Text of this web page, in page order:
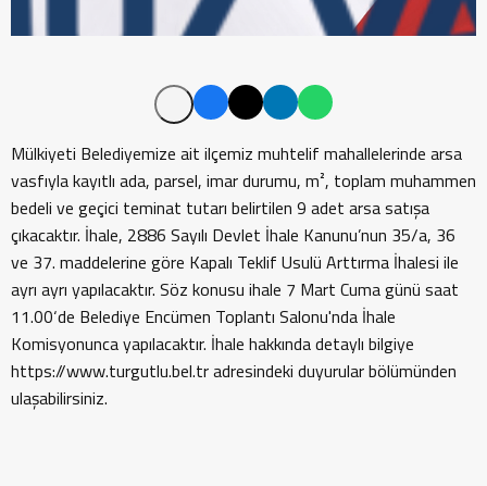
Mülkiyeti Belediyemize ait ilçemiz muhtelif mahallelerinde arsa
vasfıyla kayıtlı ada, parsel, imar durumu, m², toplam muhammen
bedeli ve geçici teminat tutarı belirtilen 9 adet arsa satışa
çıkacaktır. İhale, 2886 Sayılı Devlet İhale Kanunu’nun 35/a, 36
ve 37. maddelerine göre Kapalı Teklif Usulü Arttırma İhalesi ile
ayrı ayrı yapılacaktır. Söz konusu ihale 7 Mart Cuma günü saat
11.00‘de Belediye Encümen Toplantı Salonu'nda İhale
Komisyonunca yapılacaktır. İhale hakkında detaylı bilgiye
https://www.turgutlu.bel.tr adresindeki duyurular bölümünden
ulaşabilirsiniz.